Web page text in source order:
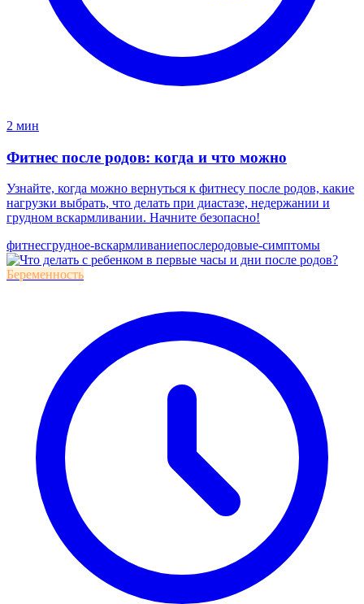
2 мин
Фитнес после родов: когда и что можно
Узнайте, когда можно вернуться к фитнесу после родов, какие
нагрузки выбрать, что делать при диастазе, недержании и
грудном вскармливании. Начните безопасно!
фитнесгрудное-вскармливаниепослеродовые-симптомы
Беременность